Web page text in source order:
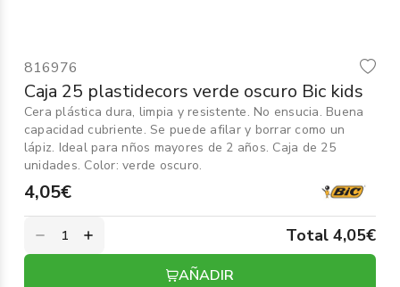
Servicios generales
Seguridad ›
816976
Caja 25 plastidecors verde oscuro Bic kids
Cera plástica dura, limpia y resistente. No ensucia. Buena
capacidad cubriente. Se puede afilar y borrar como un
lápiz. Ideal para nños mayores de 2 años. Caja de 25
unidades. Color: verde oscuro.
4,05€
Total 4,05€
AÑADIR